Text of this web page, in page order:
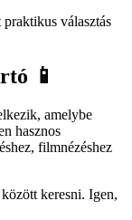
választás
📱
amelybe
hasznos
filmnézéshez
keresni. Igen,